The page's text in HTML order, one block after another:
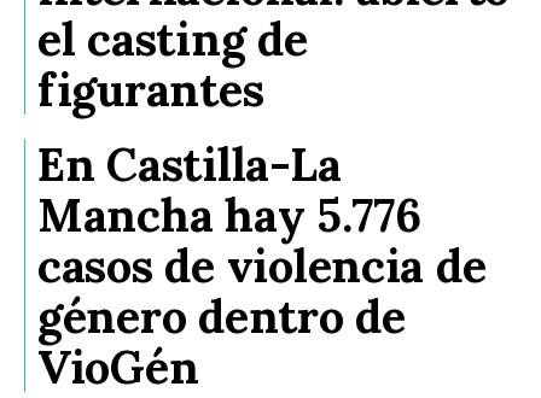
el casting de
figurantes
En Castilla-La
Mancha hay 5.776
casos de violencia de
género dentro de
VioGén